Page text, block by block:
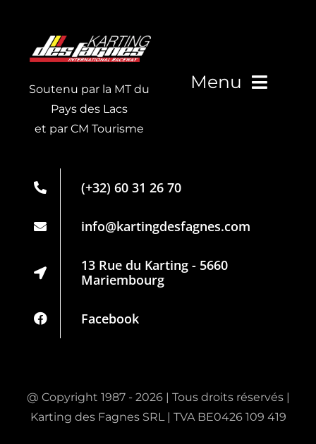
Soutenu par la MT du
Pays des Lacs
et par CM Tourisme
Menu
Partenaires
Règlement
(+32) 60 31 26 70
info@kartingdesfagnes.com
13 Rue du Karting - 5660
Mariembourg
Facebook
@ Copyright 1987 - 2026 | Tous droits réservés |
Karting des Fagnes SRL | TVA BE0426 109 419